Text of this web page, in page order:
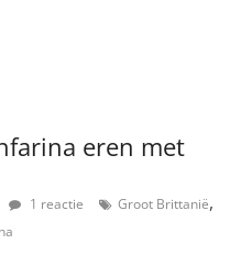
eren met
1 reactie Groot Brittanië,